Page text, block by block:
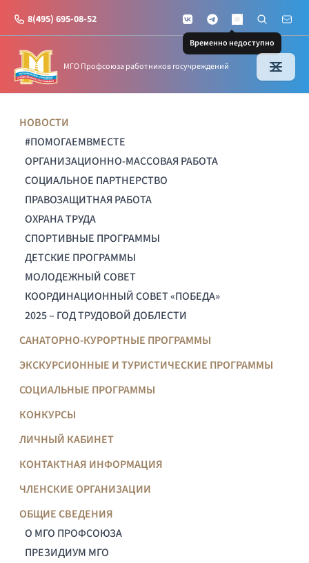
8(495) 695-08-52 VKontakteTelegramMAX
Временно недоступно
Поиск по
Почта
МГО Профсоюза работников госучреждений
НОВОСТИ
#ПОМОГАЕМВМЕСТЕ
ОРГАНИЗАЦИОННО-МАССОВАЯ РАБОТА
СОЦИАЛЬНОЕ ПАРТНЕРСТВО
ПРАВОЗАЩИТНАЯ РАБОТА
ОХРАНА ТРУДА
СПОРТИВНЫЕ ПРОГРАММЫ
ДЕТСКИЕ ПРОГРАММЫ
МОЛОДЕЖНЫЙ СОВЕТ
КООРДИНАЦИОННЫЙ СОВЕТ «ПОБЕДА»
2025 – ГОД ТРУДОВОЙ ДОБЛЕСТИ
САНАТОРНО-КУРОРТНЫЕ ПРОГРАММЫ
ЭКСКУРСИОННЫЕ И ТУРИСТИЧЕСКИЕ ПРОГРАММЫ
СОЦИАЛЬНЫЕ ПРОГРАММЫ
КОНКУРСЫ
ЛИЧНЫЙ КАБИНЕТ
КОНТАКТНАЯ ИНФОРМАЦИЯ
ЧЛЕНСКИЕ ОРГАНИЗАЦИИ
ОБЩИЕ СВЕДЕНИЯ
О МГО ПРОФСОЮЗА
ПРЕЗИДИУМ МГО